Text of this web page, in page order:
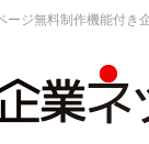
ージ無料制作機能付き